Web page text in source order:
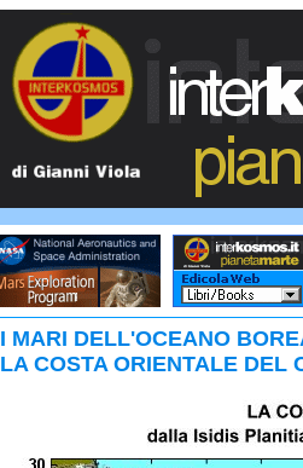
I MARI DELL'OCEANO
LA COSTA ORIENTALE DEL